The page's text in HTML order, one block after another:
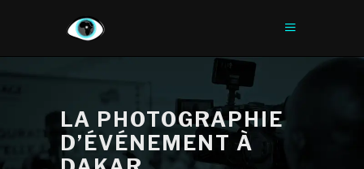
LA PHOTOGRAPHIE
D’ÉVÉNEMENT À